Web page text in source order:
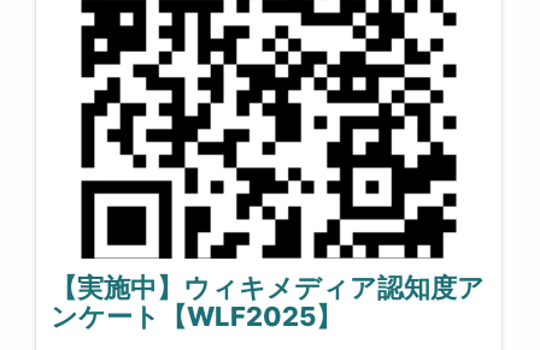
【実施中】ウィキメディア認知度ア
ンケート【WLF2025】